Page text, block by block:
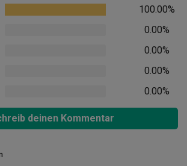
100.00%
0.00%
0.00%
0.00%
0.00%
deinen Kommentar